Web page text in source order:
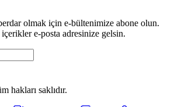
olmak için e-bültenimize abone olun.
e-posta adresinize gelsin.
hakları saklıdır.